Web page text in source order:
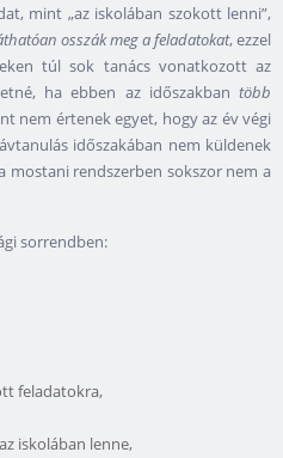
mint „az iskolában szokott lenni”,
osszák meg a feladatokat, ezzel
túl sok tanács vonatkozott az
ha ebben az időszakban több
nem értenek egyet, hogy az év végi
időszakában nem küldenek
mostani rendszerben sokszor nem a
sorrendben:
feladatokra,
iskolában lenne,